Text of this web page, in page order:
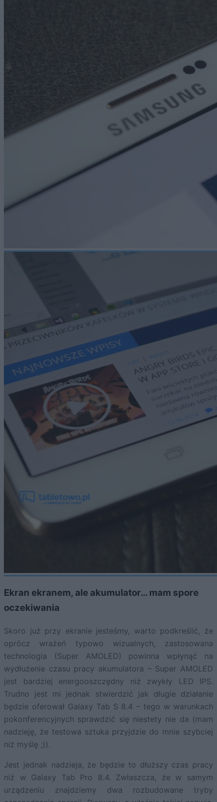
Ekran ekranem, ale akumulator… mam spore
oczekiwania
Skoro już przy ekranie jesteśmy, warto podkreślić, że
oprócz wrażeń typowo wizualnych, zastosowana
technologia (Super AMOLED) powinna wpłynąć na
wydłużenie czasu pracy akumulatora – Super AMOLED
jest bardziej energooszczędny niż zwykły LED IPS.
Trudno jest mi jednak stwierdzić jak długie działanie
będzie oferował Galaxy Tab S 8.4 – tego w warunkach
pokonferencyjnych sprawdzić się niestety nie da (mam
nadzieję, że testowa sztuka przyjdzie do mnie szybciej
niż myślę ;)).
Jest jednak nadzieja, że będzie to dłuższy czas pracy
niż w Galaxy Tab Pro 8.4. Zwłaszcza, że w samym
urządzeniu znajdziemy dwa rozbudowane tryby